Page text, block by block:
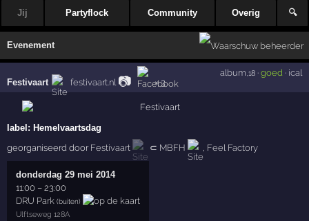
Jij Partyflock Community Overig 🔍
Evenement
Festivaart festivaart.nl 📷 × 3
album ,18· goed· ical
label: Hemelvaartsdag
georganiseerd door Festivaart ⊂ MBFH Feel Factory
donderdag 29 mei 2014
11:00 –23:00
DRU Park (buiten)
Ulftseweg 128A